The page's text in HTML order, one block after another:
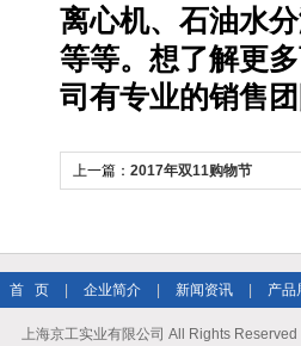
离心机、石油水
等等。想了解更
司有专业的销售
上一篇： 2017年双11购物节
首 页 企业简介 新闻资讯 产品
上海京工实业有限公司 All Rights